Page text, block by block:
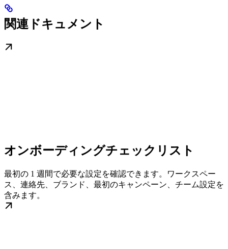
関連ドキュメント
オンボーディングチェックリスト
最初の 1 週間で必要な設定を確認できます。ワークスペー
ス、連絡先、ブランド、最初のキャンペーン、チーム設定を
含みます。